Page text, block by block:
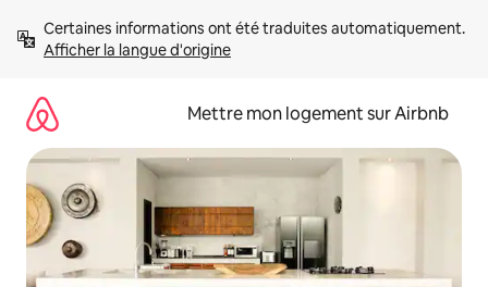
directement
Afficher la langue d'origine
Mettre mon logement sur Airbnb